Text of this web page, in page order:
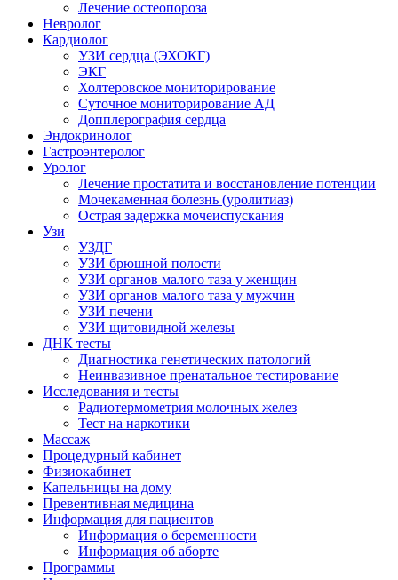
Лечение остеопороза
Невролог
Кардиолог
УЗИ сердца (ЭХОКГ)
ЭКГ
Холтеровское мониторирование
Суточное мониторирование АД
Допплерография сердца
Эндокринолог
Гастроэнтеролог
Уролог
Лечение простатита и восстановление потенции
Мочекаменная болезнь (уролитиаз)
Острая задержка мочеиспускания
Узи
УЗДГ
УЗИ брюшной полости
УЗИ органов малого таза у женщин
УЗИ органов малого таза у мужчин
УЗИ печени
УЗИ щитовидной железы
ДНК тесты
Диагностика генетических патологий
Неинвазивное пренатальное тестирование
Исследования и тесты
Радиотермометрия молочных желез
Тест на наркотики
Массаж
Процедурный кабинет
Физиокабинет
Капельницы на дому
Превентивная медицина
Информация для пациентов
Информация о беременности
Информация об аборте
Программы